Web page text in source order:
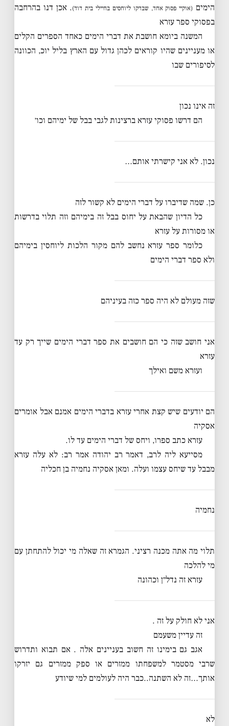
הימים (אוקיי פסוק אחד, שבדקו ליוחסים בחיילי בית דוד). אכן דנו בהרחבה
בפסוקי ספר עזרא
המשנה ביומא חושבת את דברי הימים כאחד הספרים הקלים
או מעניינים שהיו קוראים לכהן גדול עם הארץ בליל יוכ, הכוונה
לסיפורים שבו
זה אינו נכון
הם דרשו פסוקי עזרא ברצינות לגבי בבל של ימיהם וכו׳
נכון. לא אני קישרתי אותם…
כן. שמה שדיברו על דברי הימים לא קשור לזה
כל הדיון שהבאת על יחוס בבל זה בימיהם וזה תלוי בדרשות
או מסורות על עזרא
כלומר ספר עזרא נחשב להם מקור הלכות ליוחסין בימיהם
ולא ספר דברי הימים
שזה מעולם לא היה ספר כזה בעיניהם
אני חושב שזה כי הם חושבים את ספר דברי הימים שייך רק עד
עזרא
ועזרא משם ואילך
הם יודעים שיש קצת אחרי עזרא בדברי הימים אמנם אבל אומרים
אסקיה
עזרא כתב ספרו, ויחס של דברי הימים עד לו.
מסייעא ליה לרב, דאמר רב יהודה אמר רב: לא עלה עזרא
מבבל עד שיחס עצמו ועלה. ומאן אסקיה נחמיה בן חכליה
נחמיה
תלוי מה אתה מכנה רציני. הגמרא זה שאלה מי יכול להתחתן עם
מי להלכה
עזרא זה נדל״ן וכהונה
אני לא חולק על זה .
זה עדיין משעמם
אגב גם בימינו זה חשוב בעניינים אלה . אם תבוא ותדרוש
שרבי מסטמר למשפחתו ממזרים או ספק ממזרים גם יזרקו
אותך…זה לא השתנה..כבר היה לעולמים למי שיודע
לא